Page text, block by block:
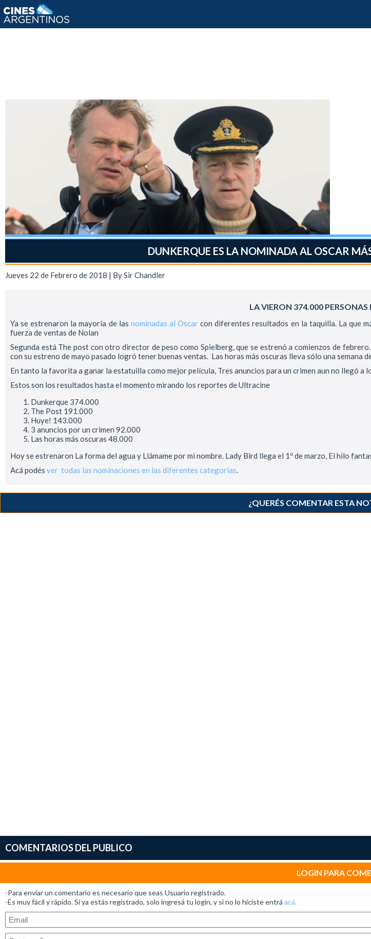
DUNKERQUE ES LA NOMINADA AL OSCAR
Jueves 22 de Febrero de 2018 | BySir Chandler
LA VIERON 374.000
Ya se estrenaron la mayoría de las nominadas al Oscar con diferentes resultados en la taquilla. La que
fuerza de ventas de Nolan
Segunda está The post con otro director de peso como Spielberg, que se estrenó a comienzos de
con su estreno de mayo pasado logró tener buenas ventas. Las horas más oscuras lleva sólo una semana
En tanto la favorita a ganar la estatuilla como mejor película, Tres anuncios para un crimen aun no llegó a
Estos son los resultados hasta el momento mirando los reportes de Ultracine
Dunkerque 374.000
The Post 191.000
Huye! 143.000
3 anuncios por un crimen 92.000
Las horas más oscuras 48.000
Hoy se estrenaron La forma del agua y Llámame por mi nombre. Lady Bird llega el 1º de marzo, El hilo
Acá podés ver todas las nominaciones en las diferentes categorías
¿QUERÉS COMENTAR ESTA
COMENTARIOS DEL PUBLICO
LOGIN PARA
-Para enviar un comentario es necesario que seas Usuario registrado.
-Es muy fácil y rápido. Si ya estás registrado, solo ingresá tu login, y si no lo hiciste entrá acá.